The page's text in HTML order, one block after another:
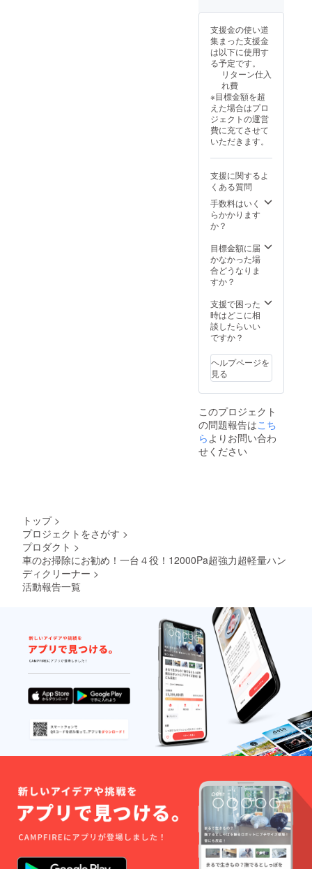
き、量
産体制
を更に
充実さ
せるこ
とがで
きた場
合、一
般販売
価格が
予定価
格を下
回る可
能性が
ござい
ます。
料込み
※ご注文
状況、
使用部
材の供
給状
況、製
造工程
上の都
合等に
より出
荷時期
が遅れ
る場合
ます。
※想定を
上回る
皆様か
き、量
産体制
を更に
とがで
きた場
合、一
般販売
予定価
格を下
回る可
能性が
ます。
フィル
10.Type
ーC充電
ケーブ
ル 11.日
本語説
収納袋
【一般
販売予
定価
格】
8980円
率】
30％OF
F 【配
送費
用】 送
※ご注文
状況、
使用部
材の供
況、製
造工程
上の都
合等に
荷時期
が遅れ
る場合
があり
※想定を
上回る
皆様か
らご支
援を頂
般販売
価格が
能性が
ござい
ます。
支援金の使い道
集まった支援金
は以下に使用す
る予定です。
リターン仕入
れ費
※目標金額を超
えた場合はプロ
ジェクトの運営
費に充てさせて
いただきます。
支援に関するよ
くある質問
手数料はいく
らかかります
か？
目標金額に届
かなかった場
合どうなりま
すか？
支援で困った
時はどこに相
談したらいい
ですか？
ヘルプページを
見る
このプロジェクト
の問題報告はこち
ら よりお問い合わ
せください
トップ >
プロジェクトをさがす >
プロダクト >
車のお掃除にお勧め！一台４役！12000Pa超強力超軽量ハン
ディクリーナー >
活動報告一覧